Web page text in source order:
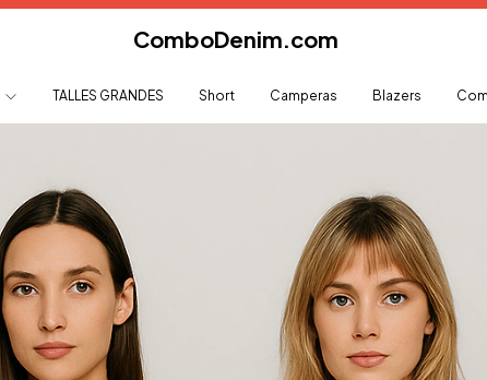
ComboDenim.com
TALLES GRANDES Short Camperas Blazers